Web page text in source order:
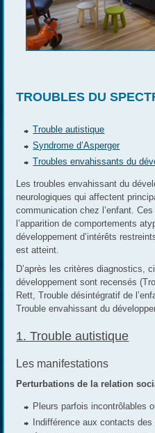
TROUBLES DU
Trouble autistique
Syndrome d’Asperger
Troubles envahissants du
Les troubles envahissant du
neurologiques qui affectent
communication chez l’enfant.
l’apparition de comportements
développement d’intérêts
est atteint.
D’après les critères diagnostics,
développement sont recensés
Rett, Trouble désintégratif de
Trouble envahissant du
1. Trouble autistique
Les manifestations
Perturbations de la relation
Pleurs parfois incontrôlables
Indifférence aux contacts des